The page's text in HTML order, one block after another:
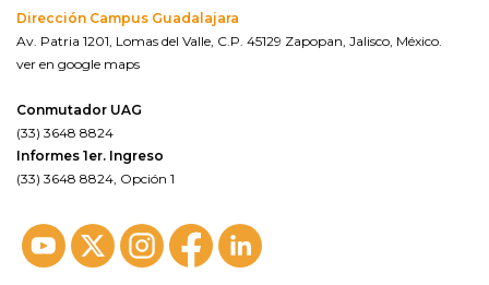
Dirección Campus Guadalajara
Av. Patria 1201, Lomas del Valle, C.P. 45129 Zapopan, Jalisco, México.
ver en google maps
Conmutador UAG
(33) 3648 8824
Informes 1er. Ingreso
(33) 3648 8824, Opción 1